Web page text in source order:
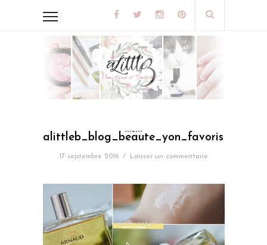
17 septembre 2016 / Laisser un commentaire